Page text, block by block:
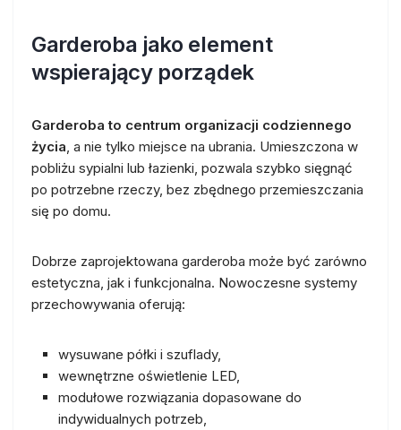
Garderoba jako element
wspierający porządek
Garderoba to centrum organizacji codziennego
życia, a nie tylko miejsce na ubrania. Umieszczona w
pobliżu sypialni lub łazienki, pozwala szybko sięgnąć
po potrzebne rzeczy, bez zbędnego przemieszczania
się po domu.
Dobrze zaprojektowana garderoba może być zarówno
estetyczna, jak i funkcjonalna. Nowoczesne systemy
przechowywania oferują:
wysuwane półki i szuflady,
wewnętrzne oświetlenie LED,
modułowe rozwiązania dopasowane do
indywidualnych potrzeb,